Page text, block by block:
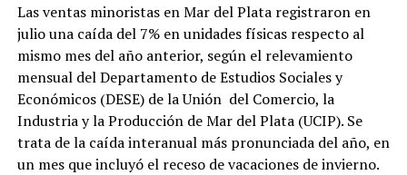
Las ventas minoristas en Mar del Plata registraron en
julio una caída del 7% en unidades físicas respecto al
mismo mes del año anterior, según el relevamiento
mensual del Departamento de Estudios Sociales y
Económicos (DESE) de la Unión del Comercio, la
Industria y la Producción de Mar del Plata (UCIP). Se
trata de la caída interanual más pronunciada del año, en
un mes que incluyó el receso de vacaciones de invierno.